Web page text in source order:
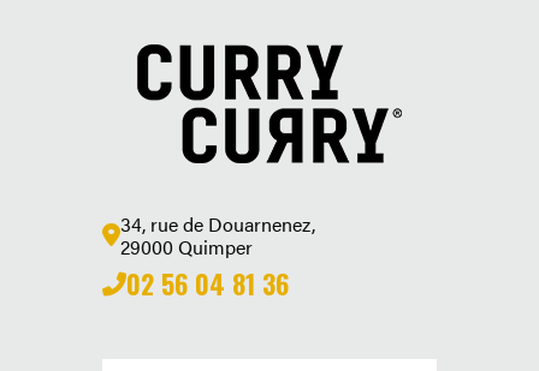
34, rue de Douarnenez,
29000 Quimper
02 56 04 81 36